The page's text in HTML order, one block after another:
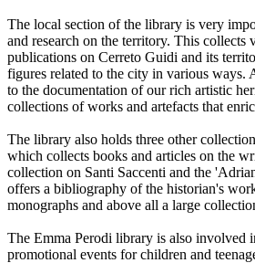
The local section of the library is very
and research on the territory. This collects
publications on Cerreto Guidi and its
figures related to the city in various ways.
to the documentation of our rich artistic
collections of works and artefacts that
The library also holds three other
which collects books and articles on the
collection on Santi Saccenti and the
offers a bibliography of the historian's
monographs and above all a large
The Emma Perodi library is also involved
promotional events for children and